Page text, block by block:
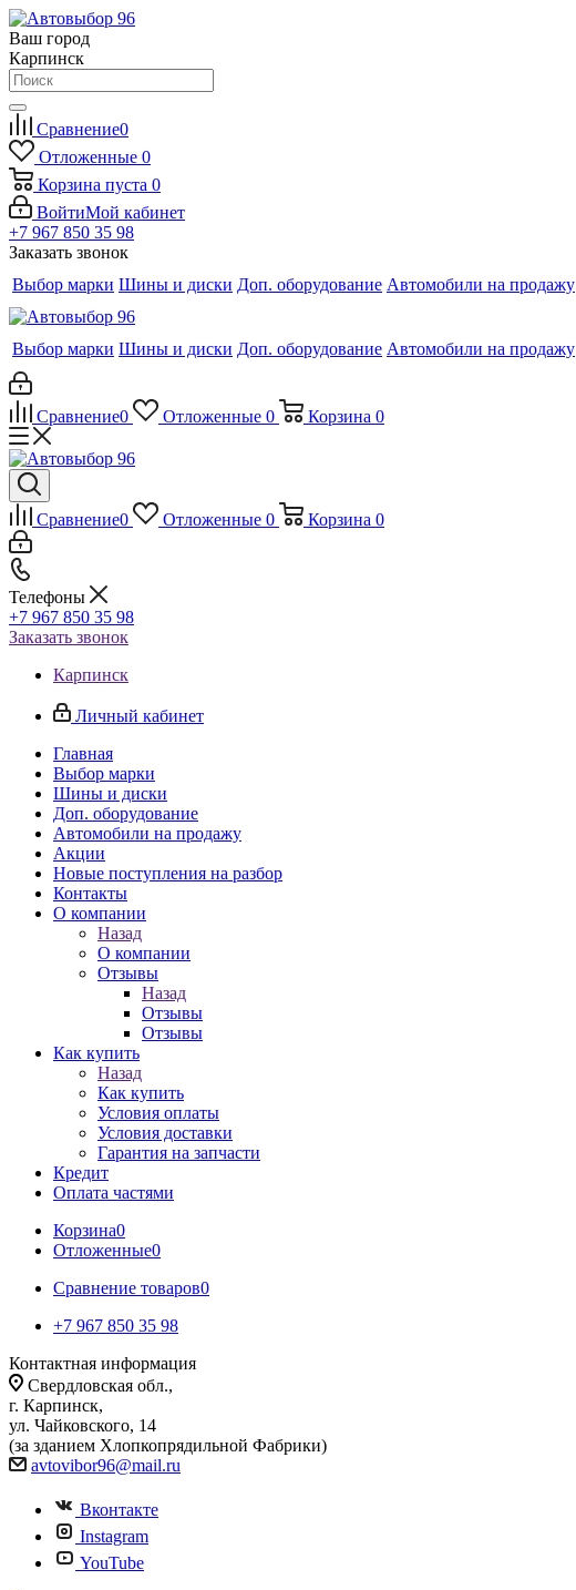
Ваш город
Карпинск
Сравнение0
Отложенные 0
Корзина пуста 0
ВойтиМой кабинет
+7 967 850 35 98
Заказать звонок
Выбор марки Шины и диски Доп. оборудование Автомобили на продажу
Выбор марки Шины и диски Доп. оборудование Автомобили на продажу
Сравнение0 Отложенные 0 Корзина 0
Сравнение0 Отложенные 0 Корзина 0
Телефоны
+7 967 850 35 98
Заказать звонок
Карпинск
Личный кабинет
Главная
Выбор марки
Шины и диски
Доп. оборудование
Автомобили на продажу
Акции
Новые поступления на разбор
Контакты
О компании
Назад
О компании
Отзывы
Назад
Отзывы
Отзывы
Как купить
Назад
Как купить
Условия оплаты
Условия доставки
Гарантия на запчасти
Кредит
Оплата частями
Корзина0
Отложенные0
Сравнение товаров0
+7 967 850 35 98
Контактная информация
Свердловская обл.,
г. Карпинск,
ул. Чайковского, 14
(за зданием Хлопкопрядильной Фабрики)
avtovibor96@mail.ru
Вконтакте
Instagram
YouTube